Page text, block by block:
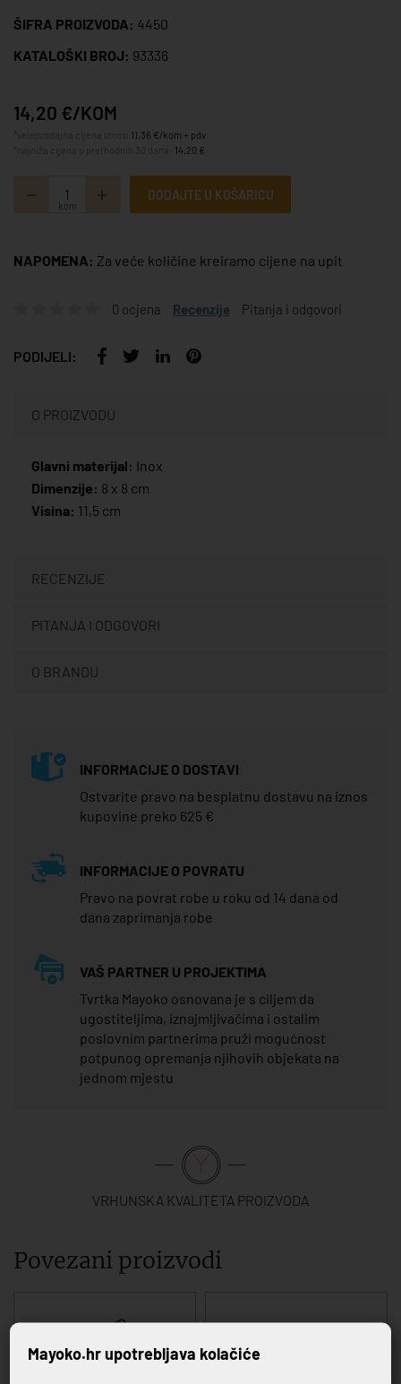
ŠIFRA PROIZVODA: 4450
KATALOŠKI BROJ: 93336
14,20 €/KOM
11,36 €/kom + pdv
14,20 €
kom
DODAJTE U KOŠARICU
NAPOMENA: Za veće količine kreiramo cijene na upit
0 ocjena Recenzije Pitanja i odgovori
PODIJELI:
O PROIZVODU
Glavni materijal: Inox
Dimenzije: 8 x 8 cm
Visina: 11,5 cm
RECENZIJE
PITANJA I ODGOVORI
O BRANDU
INFORMACIJE O DOSTAVI
Ostvarite pravo na besplatnu dostavu na iznos
kupovine preko 625 €
INFORMACIJE O POVRATU
Pravo na povrat robe u roku od 14 dana od
dana zaprimanja robe
VAŠ PARTNER U PROJEKTIMA
Tvrtka Mayoko osnovana je s ciljem da
ugostiteljima, iznajmljivačima i ostalim
poslovnim partnerima pruži mogućnost
potpunog opremanja njihovih objekata na
jednom mjestu
VRHUNSKA KVALITETA PROIZVODA
Povezani proizvodi
Mayoko.hr upotrebljava kolačiće